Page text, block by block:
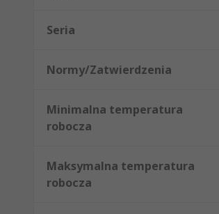
Seria
Normy/Zatwierdzenia
Minimalna temperatura
robocza
Maksymalna temperatura
robocza